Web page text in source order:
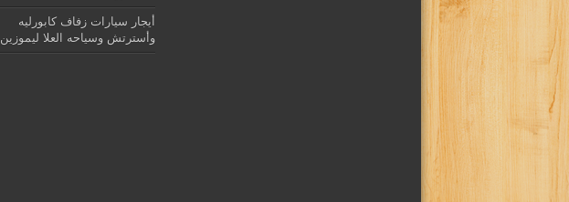
أيجار سيارات زفاف كابورليه
وأسترتش وسياحه العلا ليموزين